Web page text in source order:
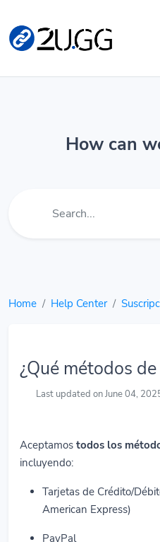
How can
Home Help Center
¿Qué métodos
Last updated on June 04,
Aceptamos todos los
incluyendo:
Tarjetas de Crédito/
American Express)
PayPal